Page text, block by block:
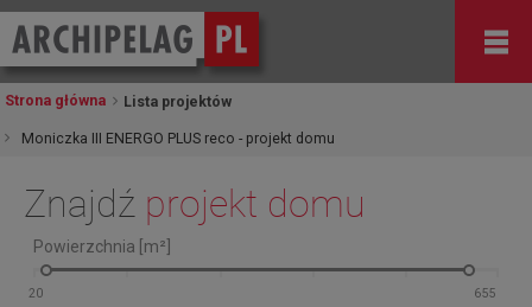
Strona główna Lista projektów
Moniczka III ENERGO PLUS reco - projekt domu
Znajdź projekt domu
Powierzchnia [m²]